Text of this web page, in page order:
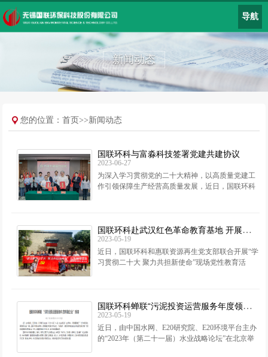
导航
新闻动态
您的位置：首页>>新闻动态
国联环科与富淼科技签署党建共建协议
2023-06-27
为深入学习贯彻党的二十大精神，以高质量党建工
作引领保障生产经营高质量发展，近日，国联环科
国联环科赴武汉红色革命教育基地 开展党性教育
2023-05-19
近日，国联环科和惠联资源再生党支部联合开展“学
习贯彻二十大 聚力共担新使命”现场党性教育活
国联环科蝉联“污泥投资运营服务年度领跑企业”殊荣
2023-05-19
近日，由中国水网、E20研究院、E20环境平台主办
的“2023年（第二十一届）水业战略论坛”在北京举